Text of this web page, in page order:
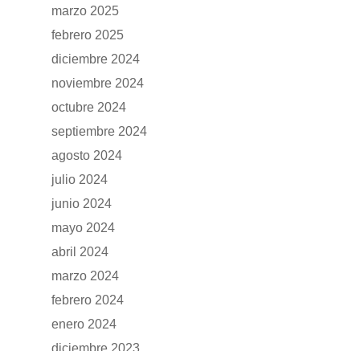
marzo 2025
febrero 2025
diciembre 2024
noviembre 2024
octubre 2024
septiembre 2024
agosto 2024
julio 2024
junio 2024
mayo 2024
abril 2024
marzo 2024
febrero 2024
enero 2024
diciembre 2023